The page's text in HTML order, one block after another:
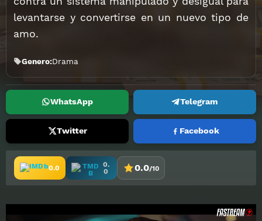
levantarse y convertirse en un nuevo tipo de
amo.
Genero:Drama
WhatsApp Telegram
Twitter Facebook
0.0
0.
0
0.0/10